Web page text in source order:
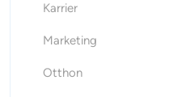
Karrier
Marketing
Otthon